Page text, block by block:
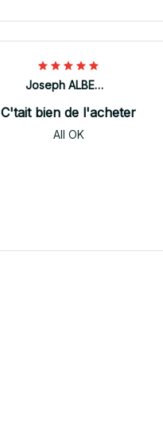
Joseph ALBERTINI
C'tait bien de l'acheter
All OK